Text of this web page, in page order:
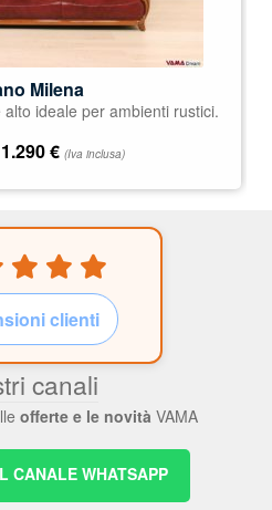
Milena
ideale per ambienti rustici.
1.290€ (Iva inclusa)
clienti
canali
offerte e le novità VAMA
CANALE WHATSAPP